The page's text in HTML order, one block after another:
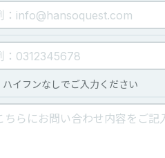
ハイフンなしでご入力ください